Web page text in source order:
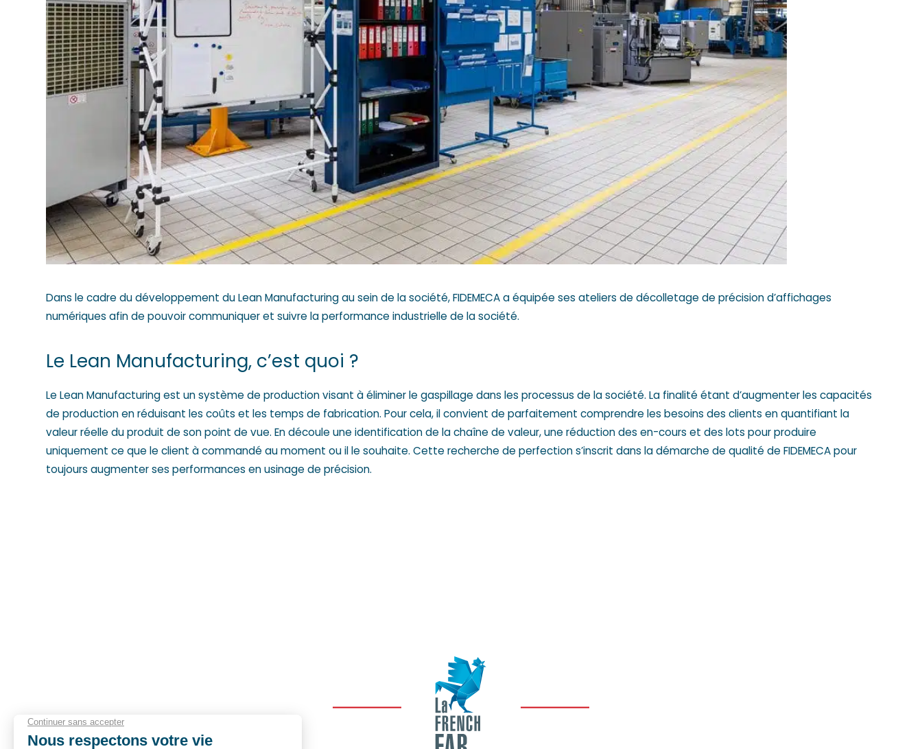
Dans le cadre du développement du Lean Manufacturing au sein de la société, FIDEMECA a équipée ses ateliers de décolletage de précision d’affichages
numériques afin de pouvoir communiquer et suivre la performance industrielle de la société.
Le Lean Manufacturing, c’est quoi ?
Le Lean Manufacturing est un système de production visant à éliminer le gaspillage dans les processus de la société. La finalité étant d’augmenter les capacités
de production en réduisant les coûts et les temps de fabrication. Pour cela, il convient de parfaitement comprendre les besoins des clients en quantifiant la
valeur réelle du produit de son point de vue. En découle une identification de la chaîne de valeur, une réduction des en-cours et des lots pour produire
uniquement ce que le client à commandé au moment ou il le souhaite. Cette recherche de perfection s’inscrit dans la démarche de qualité de FIDEMECA pour
toujours augmenter ses performances enusinage de précision.